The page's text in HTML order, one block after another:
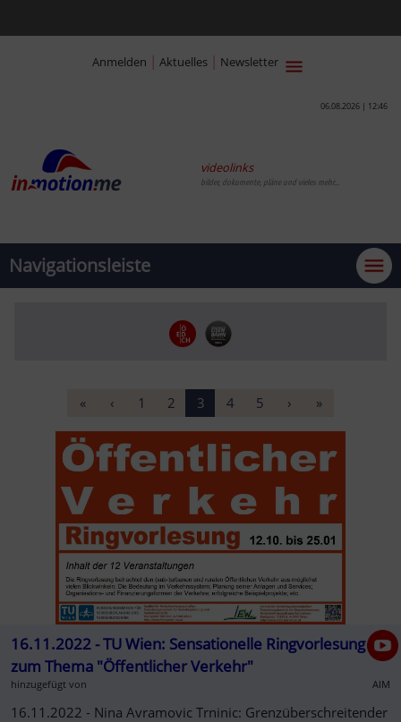
Anmelden | Aktuelles | Newsletter
06.08.2026 | 12:46
videolinks
bilder, dokumente, pläne und vieles mehr...
Navigationsleiste
« ‹ 1 2 3 4 5 › »
16.11.2022 - TU Wien: Sensationelle Ringvorlesung
zum Thema "Öffentlicher Verkehr"
hinzugefügt von AIM
16.11.2022 - Nina Avramovic Trninic: Grenzüberschreitender